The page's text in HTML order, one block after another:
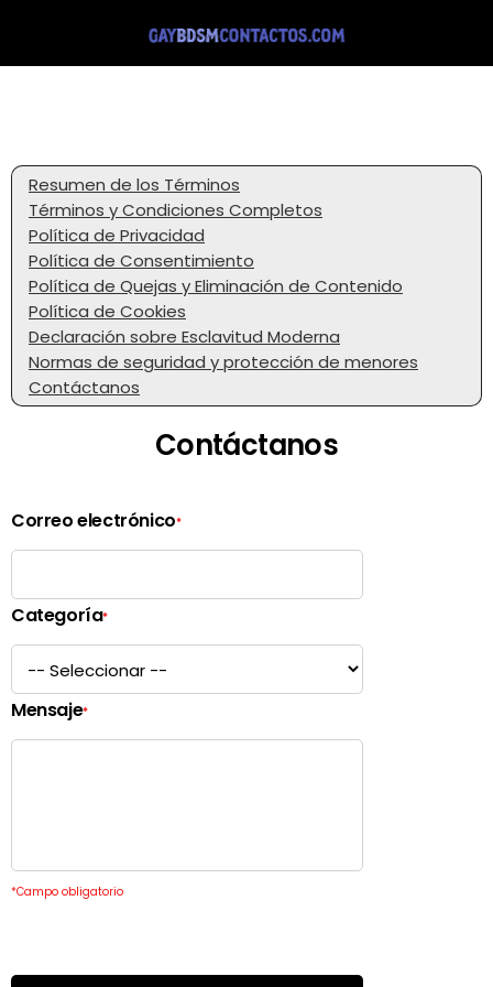
Resumen de los Términos
Términos y Condiciones Completos
Política de Privacidad
Política de Consentimiento
Política de Quejas y Eliminación de Contenido
Política de Cookies
Declaración sobre Esclavitud Moderna
Normas de seguridad y protección de menores
Contáctanos
Contáctanos
Correo electrónico*
Categoría*
Mensaje*
*Campo obligatorio